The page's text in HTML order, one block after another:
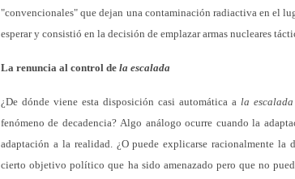
"convencionales" que dejan una contaminación radiactiva en el
esperar y consistió en la decisión de emplazar armas nucleares
La renuncia al control de la escalada
¿De dónde viene esta disposición casi automática a la escalada
fenómeno de decadencia? Algo análogo ocurre cuando la
adaptación a la realidad. ¿O puede explicarse racionalmente la
cierto objetivo político que ha sido amenazado pero que no